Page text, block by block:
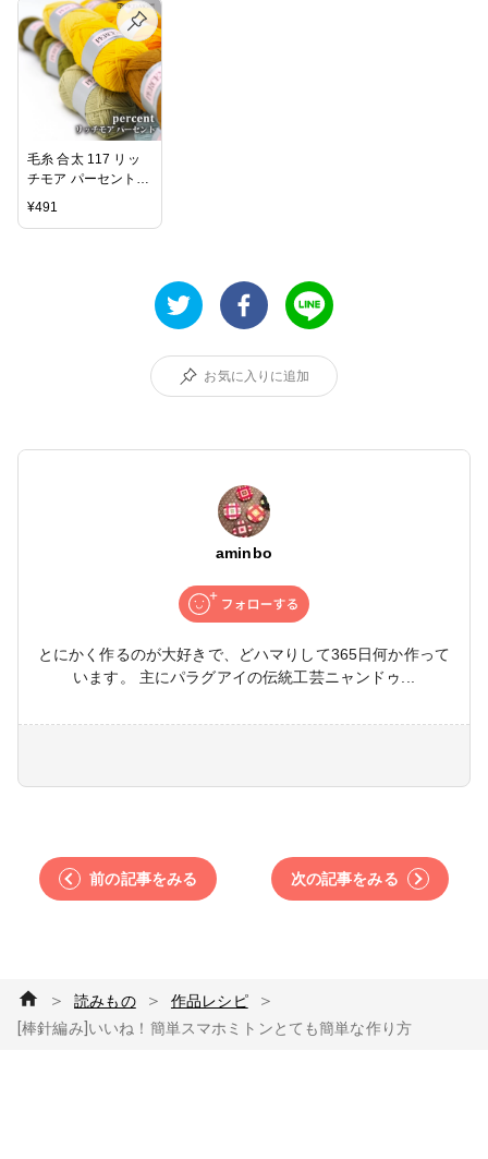
毛糸 合太 117 リッ
チモア パーセント
¥491
お気に入りに追加
aminbo
とにかく作るのが大好きで、どハマりして365日何か作って
います。 主にパラグアイの伝統工芸ニャンドゥ...
前の記事をみる 次の記事をみる
＞ 読みもの ＞ 作品レシピ ＞
[棒針編み]いいね！簡単スマホミトンとても簡単な作り方